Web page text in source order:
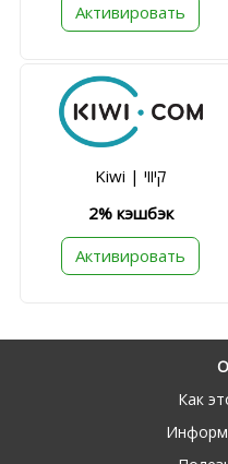
Активировать
Kiwi | קיווי
2% кэшбэк
Активировать
Как